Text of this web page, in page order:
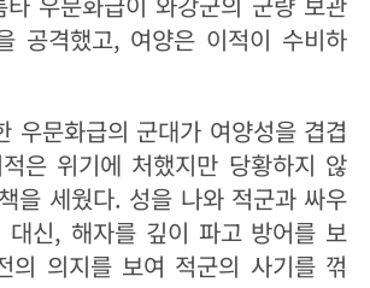
공격했고, 여양은 이적이 수비하
우문화급의 군대가 여양성을 겹겹
은 위기에 처했지만 당황하지 않
을 세웠다. 성을 나와 적군과 싸우
대신, 해자를 깊이 파고 방어를 보
의 의지를 보여 적군의 사기를 꺾